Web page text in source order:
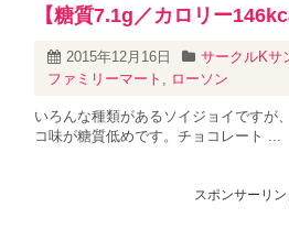
【糖質7.1g／カロリー
2015年12月16日 サークルKサ
ファミリーマート , ローソン
いろんな種類があるソイジョイですが
コ味が糖質低めです。チョコレート ...
スポンサーリン